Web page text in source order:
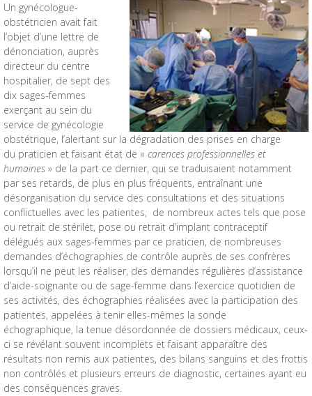
Un gynécologue-
obstétricien avait fait
l’objet d’une lettre de
dénonciation, auprès
directeur du centre
hospitalier, de sept des
dix sages-femmes
exerçant au sein du
service de gynécologie
obstétrique, l’alertant sur la dégradation des prises en charge
du praticien et faisant état de « carences professionnelles et
humaines » de la part ce dernier, qui se traduisaient notamment
par ses retards, de plus en plus fréquents, entraînant une
désorganisation du service des consultations et des situations
conflictuelles avec les patientes, de nombreux actes tels que pose
ou retrait de stérilet, pose ou retrait d’implant contraceptif
délégués aux sages-femmes par ce praticien, de nombreuses
demandes d’échographies de contrôle auprès de ses confrères
lorsqu’il ne peut les réaliser, des demandes régulières d’assistance
d’aide-soignante ou de sage-femme dans l’exercice quotidien de
ses activités, des échographies réalisées avec la participation des
patientes, appelées à tenir elles-mêmes la sonde
échographique, la tenue désordonnée de dossiers médicaux, ceux-
ci se révélant souvent incomplets et faisant apparaître des
résultats non remis aux patientes, des bilans sanguins et des frottis
non contrôlés et plusieurs erreurs de diagnostic, certaines ayant eu
des conséquences graves.